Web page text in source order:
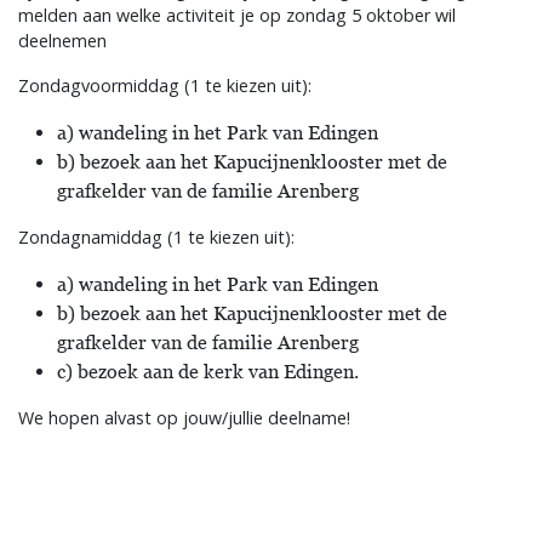
melden aan welke activiteit je op zondag 5 oktober wil
deelnemen
Zondagvoormiddag (1 te kiezen uit):
a) wandeling in het Park van Edingen
b) bezoek aan het Kapucijnenklooster met de
grafkelder van de familie Arenberg
Zondagnamiddag (1 te kiezen uit):
a) wandeling in het Park van Edingen
b) bezoek aan het Kapucijnenklooster met de
grafkelder van de familie Arenberg
c) bezoek aan de kerk van Edingen.
We hopen alvast op jouw/jullie deelname!